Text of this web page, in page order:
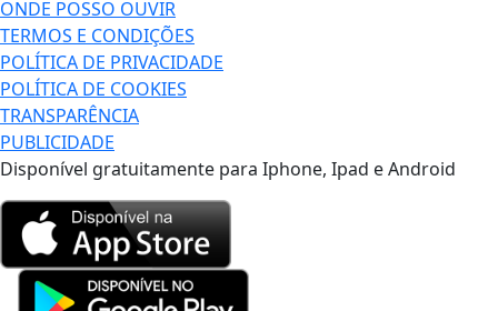
ONDE POSSO OUVIR
TERMOS E CONDIÇÕES
POLÍTICA DE PRIVACIDADE
POLÍTICA DE COOKIES
TRANSPARÊNCIA
PUBLICIDADE
Disponível gratuitamente para Iphone, Ipad e Android